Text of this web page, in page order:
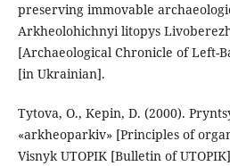
preserving immovable
Arkheolohichnyi litopys
[Archaeological Chronicle of Left-
[in Ukrainian].
Tytova, O., Kepin, D. (2000).
«arkheoparkiv» [Principles of
Visnyk UTOPIK [Bulletin of